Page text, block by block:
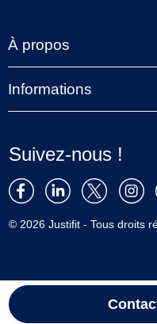
À propos
Informations
Suivez-nous !
© 2026 Justifit - Tous droits